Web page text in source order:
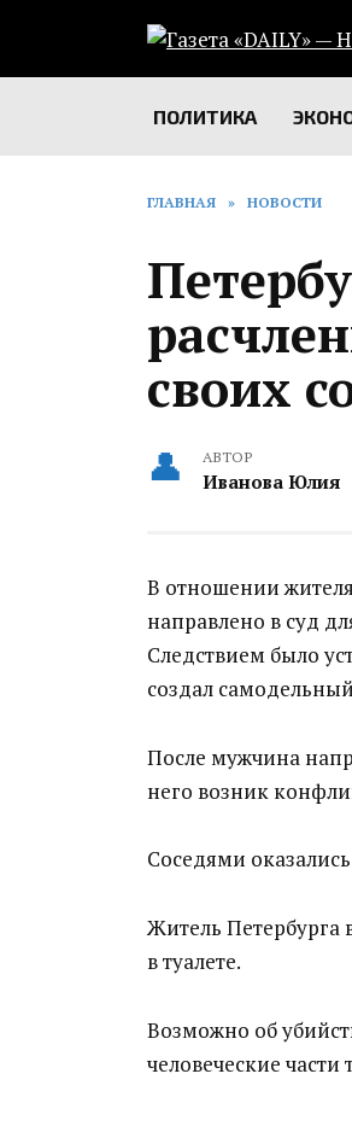
содержанию
ПОЛИТИКА
ГЛАВНАЯ » НОВОСТИ
своих
АВТОР
Иванова Юлия
В отношении
направлено в суд
Следствием было
создал
После мужчина
него возник
Соседями
Житель Петербурга
в туалете.
Возможно об
человеческие